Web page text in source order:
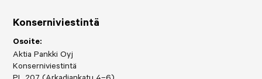
Konserniviestintä
Osoite:
Aktia Pankki Oyj
Konserniviestintä